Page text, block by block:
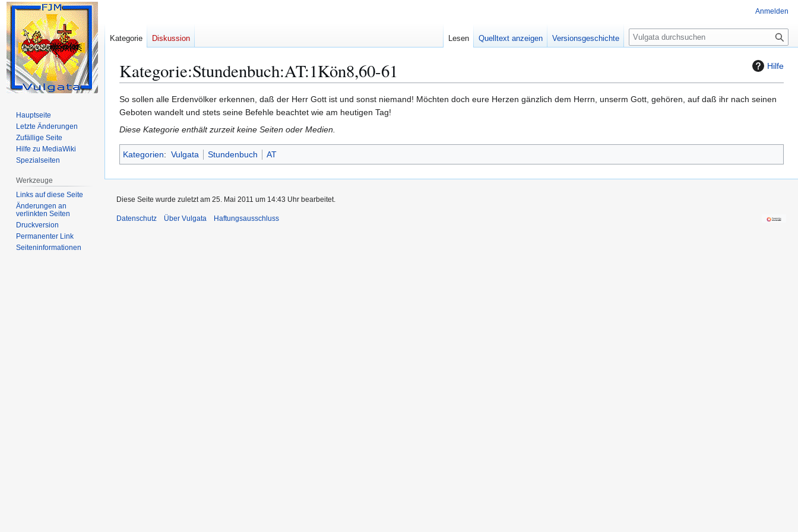
Hilfe
Kategorie:Stundenbuch:AT:1Kön8,60-61
Zur
Navigation
springen
Zur
Suche
springen
So sollen alle Erdenvölker erkennen, daß der Herr Gott ist und sonst niemand! Möchten doch eure Herzen gänzlich dem Herrn, unserm Gott, gehören, auf daß ihr nach seinen
Geboten wandelt und stets seine Befehle beachtet wie am heutigen Tag!
Diese Kategorie enthält zurzeit keine Seiten oder Medien.
Kategorien: Vulgata Stundenbuch AT
Anmelden
Kategorie Diskussion Lesen Quelltext anzeigen Versionsgeschichte
S
u
e
Hauptseite
Letzte Änderungen
Zufällige Seite
Hilfe zu MediaWiki
Spezialseiten
Werkzeuge
Links auf diese Seite
Änderungen an
verlinkten Seiten
Druckversion
Permanenter Link
Seiten­­informationen
Diese Seite wurde zuletzt am 25. Mai 2011 um 14:43 Uhr bearbeitet.
Datenschutz Über Vulgata Haftungsausschluss